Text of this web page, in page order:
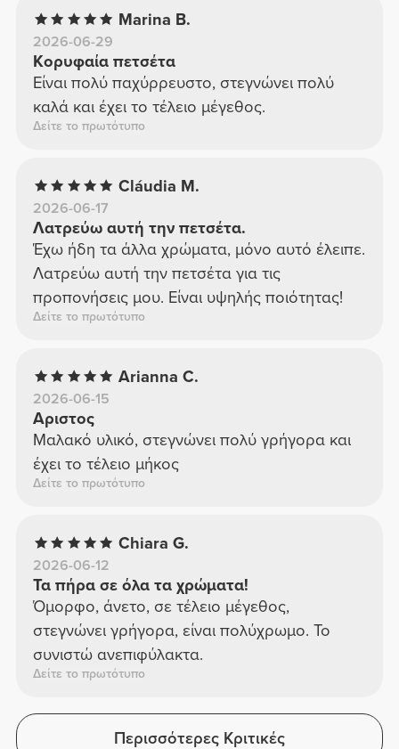
Marina B.
2026-06-29
Κορυφαία πετσέτα
Είναι πολύ παχύρρευστο, στεγνώνει πολύ
καλά και έχει το τέλειο μέγεθος.
Δείτε το πρωτότυπο
Cláudia M.
2026-06-17
Λατρεύω αυτή την πετσέτα.
Έχω ήδη τα άλλα χρώματα, μόνο αυτό έλειπε.
Λατρεύω αυτή την πετσέτα για τις
προπονήσεις μου. Είναι υψηλής ποιότητας!
Δείτε το πρωτότυπο
Arianna C.
2026-06-15
Αριστος
Μαλακό υλικό, στεγνώνει πολύ γρήγορα και
έχει το τέλειο μήκος
Δείτε το πρωτότυπο
Chiara G.
2026-06-12
Τα πήρα σε όλα τα χρώματα!
Όμορφο, άνετο, σε τέλειο μέγεθος,
στεγνώνει γρήγορα, είναι πολύχρωμο. Το
συνιστώ ανεπιφύλακτα.
Δείτε το πρωτότυπο
Περισσότερες Κριτικές